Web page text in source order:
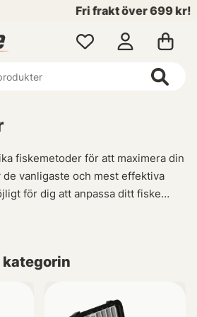
frakt över 699 kr!
fiskemetoder för att maximera din
de vanligaste och mest effektiva
för dig att anpassa ditt fiske
har vi allt du behöver för att
såsom havsfiske,
kategorin